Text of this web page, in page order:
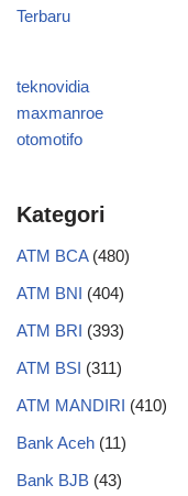
Terbaru
teknovidia
maxmanroe
otomotifo
Kategori
ATM BCA(480)
ATM BNI (404)
ATM BRI (393)
ATM BSI (311)
ATM MANDIRI (410)
Bank Aceh (11)
Bank BJB (43)